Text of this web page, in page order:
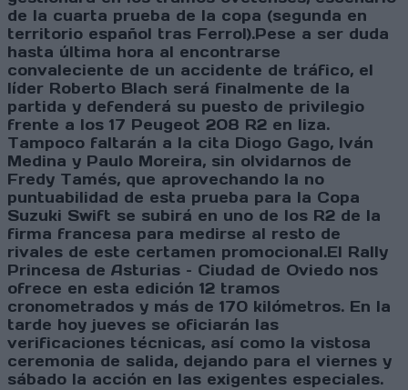
de la cuarta prueba de la copa (segunda en
territorio español tras Ferrol).Pese a ser duda
hasta última hora al encontrarse
convaleciente de un accidente de tráfico, el
líder Roberto Blach será finalmente de la
partida y defenderá su puesto de privilegio
frente a los 17 Peugeot 208 R2 en liza.
Tampoco faltarán a la cita Diogo Gago, Iván
Medina y Paulo Moreira, sin olvidarnos de
Fredy Tamés, que aprovechando la no
puntuabilidad de esta prueba para la Copa
Suzuki Swift se subirá en uno de los R2 de la
firma francesa para medirse al resto de
rivales de este certamen promocional.El Rally
Princesa de Asturias – Ciudad de Oviedo nos
ofrece en esta edición 12 tramos
cronometrados y más de 170 kilómetros. En la
tarde hoy jueves se oficiarán las
verificaciones técnicas, así como la vistosa
ceremonia de salida, dejando para el viernes y
sábado la acción en las exigentes especiales.